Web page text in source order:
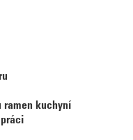
ramen kuchyní
práci